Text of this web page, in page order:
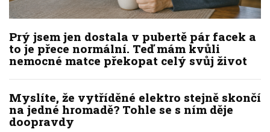
Prý jsem jen dostala v pubertě pár facek a
to je přece normální. Teď mám kvůli
nemocné matce překopat celý svůj život
Myslíte, že vytříděné elektro stejně skončí
na jedné hromadě? Tohle se s ním děje
doopravdy